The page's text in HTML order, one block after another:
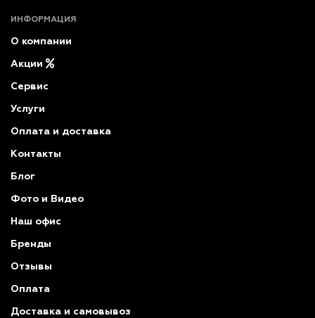
ИНФОРМАЦИЯ
О компании
Акции
Сервис
Услуги
Оплата и доставка
Контакты
Блог
Фото и Видео
Наш офис
Бренды
Отзывы
Оплата
Доставка и самовывоз